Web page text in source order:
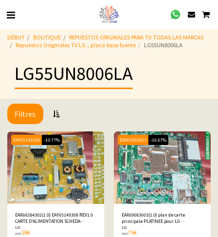
DÉBUT BOUTIQUE
REPUESTOS ORIGINALES PARA TV TODAS LAS MARCAS
Repuestos Originales TV LG , placa base fuente
LG55UN8006LA
LG55UN8006LA
Filtres
EAY65149308 -10.77%
EAX68284302(1.0) EAY65149308 REV1.0
CARTE D'ALIMENTATION SCHEDA
PLATINEE POUR LG 55UN8006LA
LG
65€58€
EAX69083603 -16.67%
EAX69083603(1.0) plan de carte
principale PLATINEE pour LG
55UN8006LA
LG
90€75€